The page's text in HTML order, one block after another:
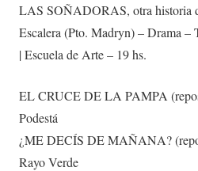
LAS SOÑADORAS, otra historia
Escalera (Pto. Madryn) – Drama –
| Escuela de Arte – 19 hs.
EL CRUCE DE LA PAMPA
Podestá
¿ME DECÍS DE MAÑANA?
Rayo Verde